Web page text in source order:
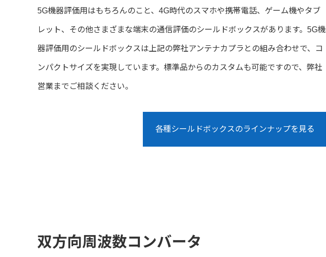
5G機器評価用はもちろんのこと、4G時代のスマホや携帯電話、ゲーム機やタブ
レット、その他さまざまな端末の通信評価のシールドボックスがあります。5G機
器評価用のシールドボックスは上記の弊社アンテナカプラとの組み合わせで、コ
ンパクトサイズを実現しています。標準品からのカスタムも可能ですので、弊社
営業までご相談ください。
各種シールドボックスのラインナップを見る
双方向周波数コンバータ